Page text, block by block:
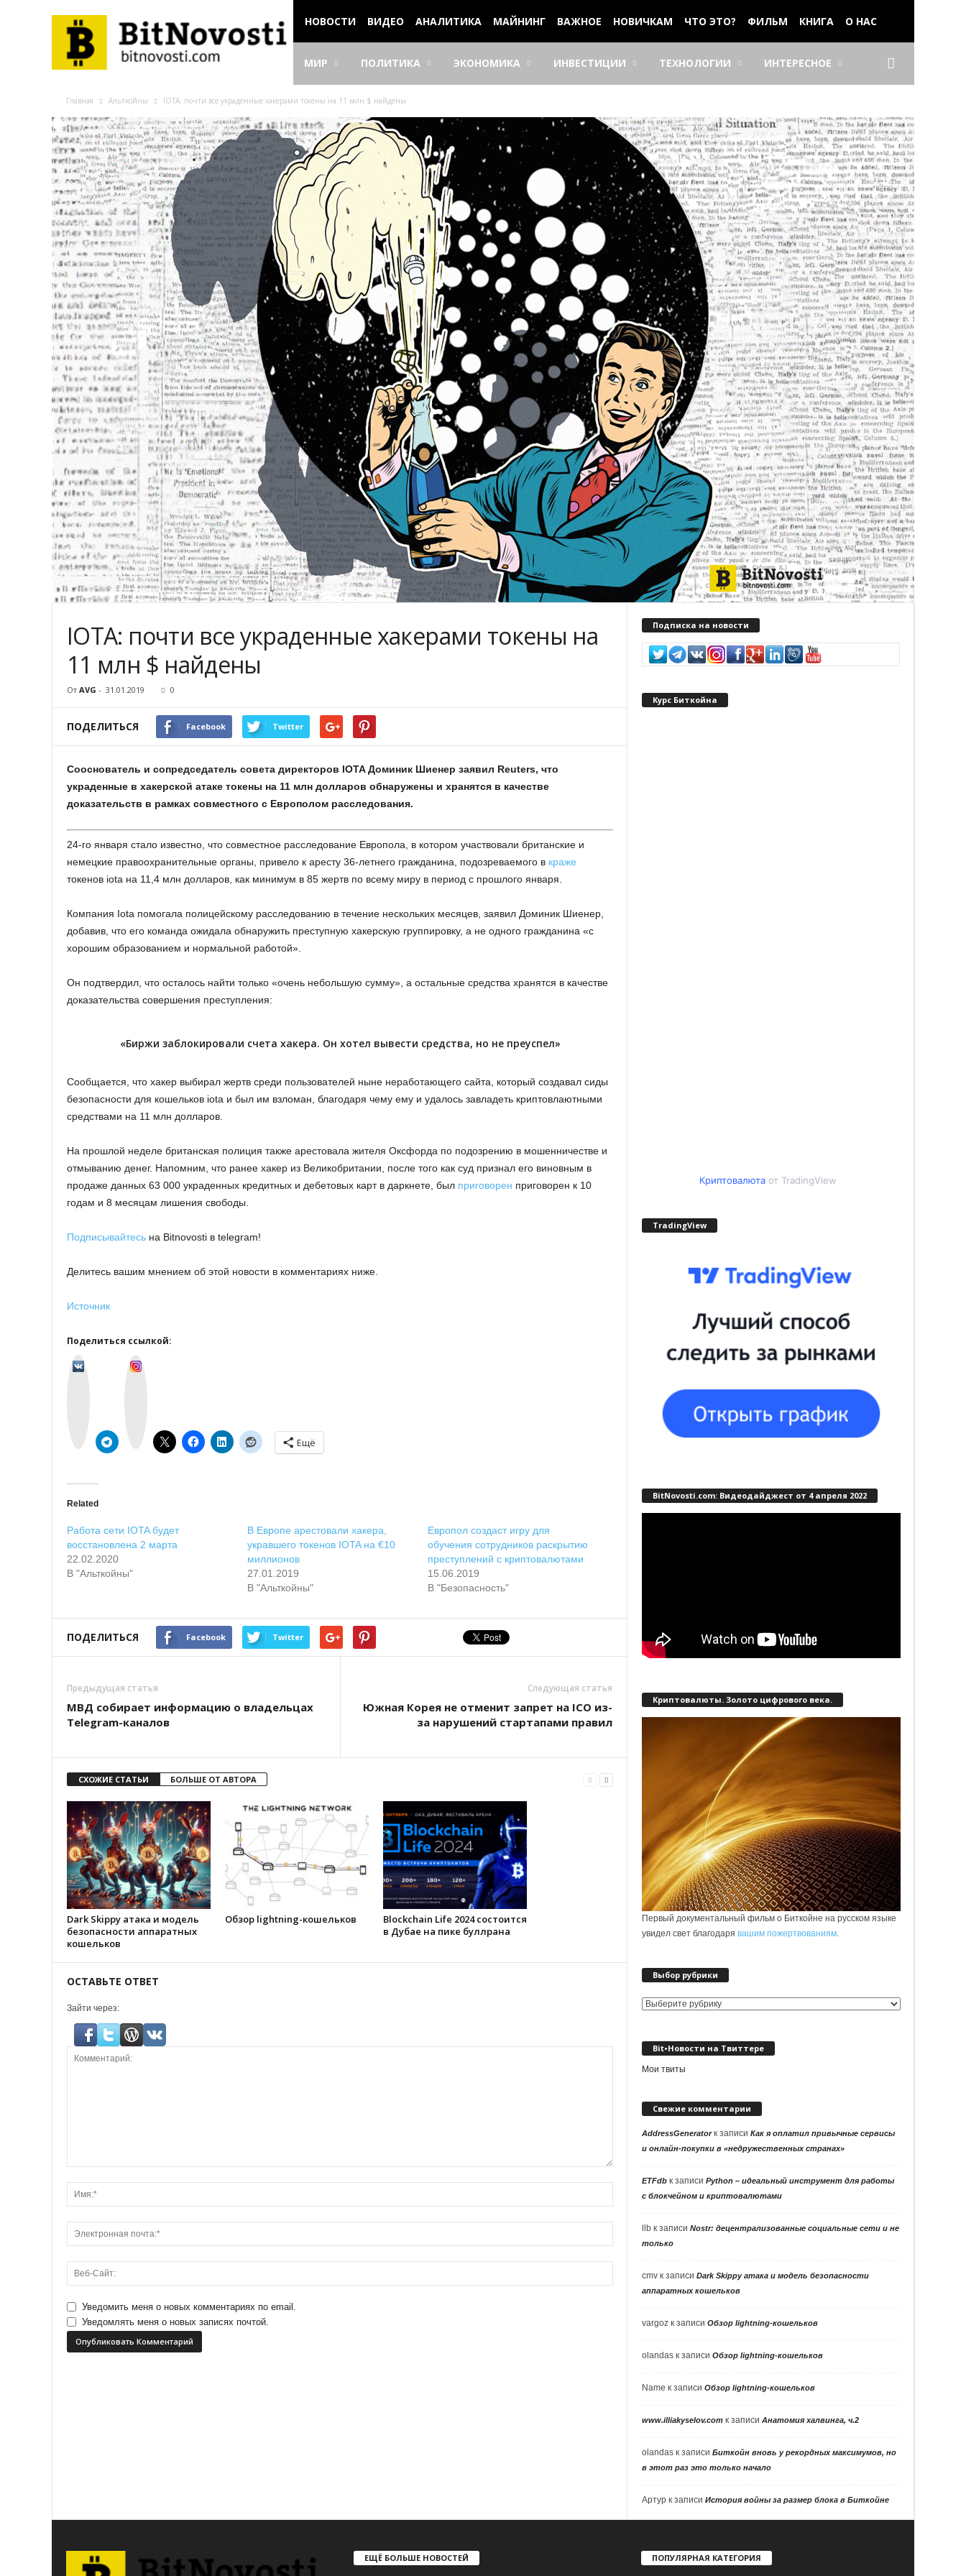
НОВОСТИ ВИДЕО АНАЛИТИКА МАЙНИНГ ВАЖНОЕ НОВИЧКАМ ЧТО ЭТО? ФИЛЬМ КНИГА О НАС
МИР ПОЛИТИКА ЭКОНОМИКА ИНВЕСТИЦИИ ТЕХНОЛОГИИ ИНТЕРЕСНОЕ
Главная Альткойны IOTA: почти все украденные хакерами токены на 11 млн $ найдены
IOTA: почти все украденные хакерами токены на
11 млн $ найдены
От AVG - 31.01.2019 0
ПОДЕЛИТЬСЯ Facebook Twitter
Сооснователь и сопредседатель совета директоров IOTA Доминик Шиенер заявил Reuters, что
украденные в хакерской атаке токены на 11 млн долларов обнаружены и хранятся в качестве
доказательств в рамках совместного с Европолом расследования.
24-го января стало известно, что совместное расследование Европола, в котором участвовали британские и
немецкие правоохранительные органы, привело к аресту 36-летнего гражданина, подозреваемого в краже
токенов iota на 11,4 млн долларов, как минимум в 85 жертв по всему миру в период с прошлого января.
Компания Iota помогала полицейскому расследованию в течение нескольких месяцев, заявил Доминик Шиенер,
добавив, что его команда ожидала обнаружить преступную хакерскую группировку, а не одного гражданина «с
хорошим образованием и нормальной работой».
Он подтвердил, что осталось найти только «очень небольшую сумму», а остальные средства хранятся в качестве
доказательства совершения преступления:
«Биржи заблокировали счета хакера. Он хотел вывести средства, но не преуспел»
Сообщается, что хакер выбирал жертв среди пользователей ныне неработающего сайта, который создавал сиды
безопасности для кошельков iota и был им взломан, благодаря чему ему и удалось завладеть криптовлаютными
средствами на 11 млн долларов.
На прошлой неделе британская полиция также арестовала жителя Оксфорда по подозрению в мошенничестве и
отмыванию денег. Напомним, что ранее хакер из Великобритании, после того как суд признал его виновным в
продаже данных 63 000 украденных кредитных и дебетовых карт в даркнете, был приговорен приговорен к 10
годам и 8 месяцам лишения свободы.
Подписывайтесь на Bitnovosti в telegram!
Делитесь вашим мнением об этой новости в комментариях ниже.
Источник
Поделиться ссылкой:
Ещё
Related
Работа сети IOTA будет
восстановлена 2 марта
22.02.2020
В "Альткойны"
В Европе арестовали хакера,
укравшего токенов IOTA на €10
миллионов
27.01.2019
В "Альткойны"
Европол создаст игру для
обучения сотрудников раскрытию
преступлений с криптовалютами
15.06.2019
В "Безопасность"
ПОДЕЛИТЬСЯ Facebook Twitter
Предыдущая статья
МВД собирает информацию о владельцах
Telegram-каналов
Следующая статья
Южная Корея не отменит запрет на ICO из-
за нарушений стартапами правил
СХОЖИЕ СТАТЬИ БОЛЬШЕ ОТ АВТОРА
Dark Skippy атака и модель
безопасности аппаратных
кошельков
Обзор lightning-кошельков
Blockchain Life 2024 состоится
в Дубае на пике буллрана
ОСТАВЬТЕ ОТВЕТ
Зайти через:
Уведомить меня о новых комментариях по email.
Уведомлять меня о новых записях почтой.
Подписка на новости
Курс Биткойна
Криптовалютаот TradingView
TradingView
BitNovosti.com: Видеодайджест от 4 апреля 2022
Криптовалюты. Золото цифрового века.
Первый документальный фильм о Биткойне на русском языке
увидел свет благодарявашим пожертвованиям.
Выбор рубрики
Выбор
Bit•Новости на Твиттере
Мои твиты
Свежие комментарии
AddressGeneratorк записиКак я оплатил привычные сервисы
и онлайн-покупки в «недружественных странах»
ETFdb к записиPython – идеальный инструмент для работы
с блокчейном и криптовалютами
llb к записиNostr: децентрализованные социальные сети и не
только
cmv к записиDark Skippy атака и модель безопасности
аппаратных кошельков
vargoz к записиОбзор lightning-кошельков
olandas к записиОбзор lightning-кошельков
Name к записиОбзор lightning-кошельков
www.illiakyselov.com к записиАнатомия халвинга, ч.2
olandas к записиБиткойн вновь у рекордных максимумов, но
в этот раз это только начало
Артур к записиИстория войны за размер блока в Биткойне
ЕЩЁ БОЛЬШЕ НОВОСТЕЙ ПОПУЛЯРНАЯ КАТЕГОРИЯ